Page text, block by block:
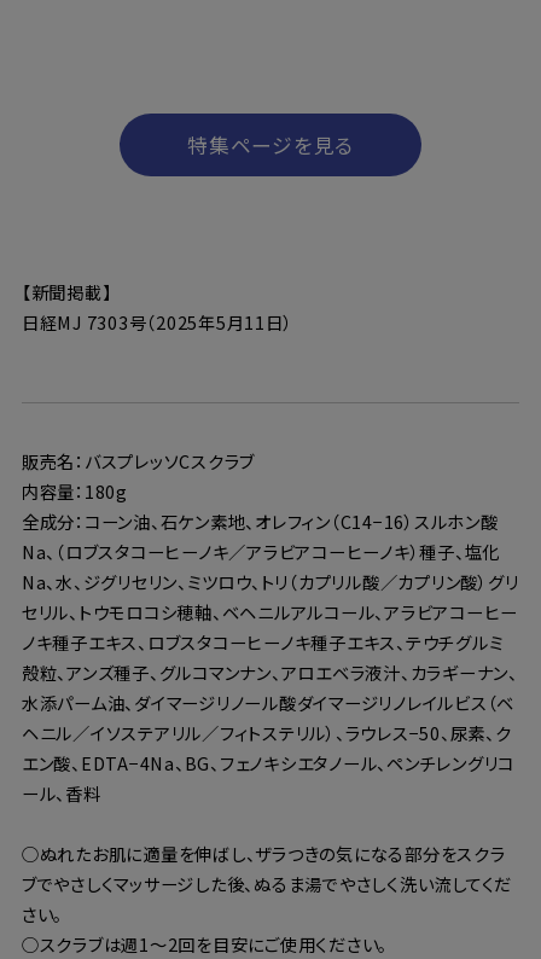
特集ページを見る
【新聞掲載】
日経MJ 7303号（2025年5月11日）
販売名：バスプレッソCスクラブ
内容量：180g
全成分：コーン油、石ケン素地、オレフィン（C14−16）スルホン酸
Na、（ロブスタコーヒーノキ／アラビアコーヒーノキ）種子、塩化
Na、水、ジグリセリン、ミツロウ、トリ（カプリル酸／カプリン酸）グリ
セリル、トウモロコシ穂軸、ベヘニルアルコール、アラビアコーヒー
ノキ種子エキス、ロブスタコーヒーノキ種子エキス、テウチグルミ
殻粒、アンズ種子、グルコマンナン、アロエベラ液汁、カラギーナン、
水添パーム油、ダイマージリノール酸ダイマージリノレイルビス（ベ
ヘニル／イソステアリル／フィトステリル）、ラウレス−50、尿素、ク
エン酸、EDTA−4Na、BG、フェノキシエタノール、ペンチレングリコ
ール、香料
○ぬれたお肌に適量を伸ばし、ザラつきの気になる部分をスクラ
ブでやさしくマッサージした後、ぬるま湯でやさしく洗い流してくだ
さい。
○スクラブは週1〜2回を目安にご使用ください。